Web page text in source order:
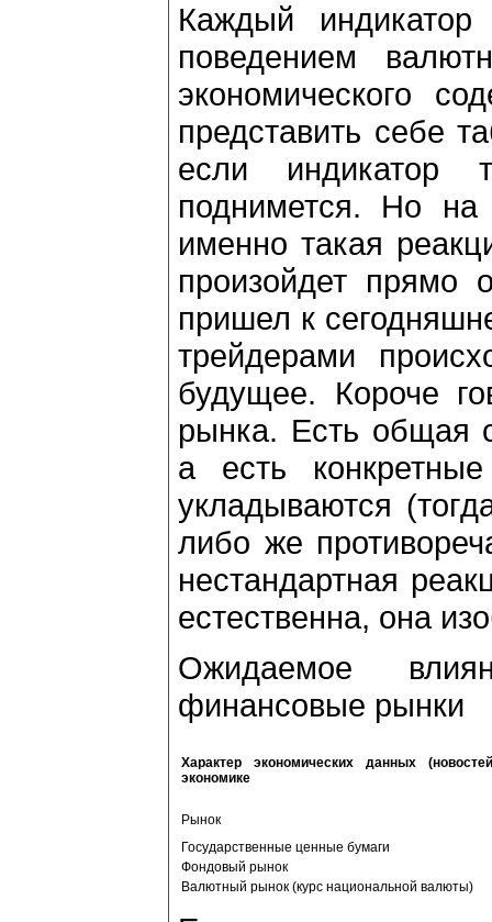
Каждый
поведением
экономического
представить себе
если индикатор
поднимется. Но
именно такая
произойдет прямо
пришел к
трейдерами
будущее. Короче
рынка. Есть общая
а есть
укладываются
либо же
нестандартная
естественна, она
Ожидаемое
финансовые рынки
Характер экономических данных
экономике
Рынок
Государственные ценные бумаги
Фондовый рынок
Валютный рынок (курс национальной валюты)